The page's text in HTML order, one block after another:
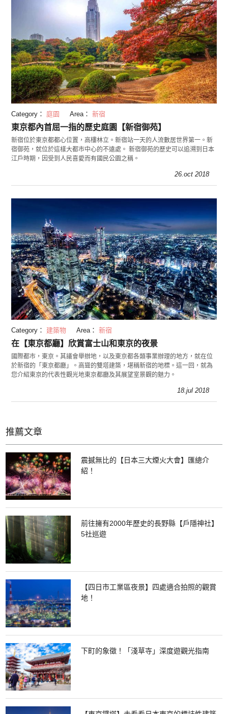
Category： 庭園 Area： 新宿
東京都內首屈一指的歷史庭園【新宿御苑】
新宿位於東京都都心位置，高樓林立。新宿站一天的人流數居世界第一。新
宿御苑，就位於這樣大都市中心的不遠處。 新宿御苑的歷史可以追溯到日本
江戶時期，因受到人民喜愛而有國民公園之稱。
26.oct 2018
Category： 建築物 Area： 新宿
在【東京都廳】欣賞富士山和東京的夜景
國際都市，東京。其議會舉辦地，以及東京都各類事業辦理的地方，就在位
於新宿的「東京都廳」。高聳的雙塔建築，堪稱新宿的地標。這一回，就為
您介紹東京的代表性觀光地東京都廳及其展望室景觀的魅力。
18.jul 2018
推薦文章
震撼無比的【日本三大煙火大會】匯總介
紹！
前往擁有2000年歷史的長野縣【戶隱神社】
5社巡遊
【四日市工業區夜景】四處適合拍照的觀賞
地！
下町的象徵！「淺草寺」深度遊觀光指南